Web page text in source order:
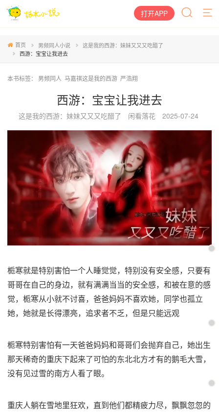
打开APP
首页 男频同人小说
这是我的西游：妹妹又又又吃醋了
西游：宝宝让我进去
本书标签： 男频同人 马嘉祺这是我的西游 严浩翔
西游：宝宝让我进去
这是我的西游：妹妹又又又吃醋了 闲看落花 2025-07-24
栀寒就是特别害怕一个人睡觉觉，特别没有安全感，只要有
哥哥在自己的身边，就有满满当当的安全感，和被在意的感
觉，栀寒从小就不讨喜，爸爸妈妈不喜欢她，同学也孤立
她，她就是长得漂亮，追求者不乏，但是只能远观
栀寒特别害怕有一天爸爸妈妈和哥哥们会抛弃自己，她出生
那天稀奇的重庆下起来了可怕的东北北方才有的鹅毛大雪，
没有见过雪的南方人看了眼。
重庆人躺在雪地里狂欢，直到他们都精疲力尽，飘飘忽忽的